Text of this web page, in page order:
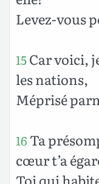
Levez-vous
15Car voici,
les nations,
Méprisé
16 Ta
cœur t’a
Toi qui